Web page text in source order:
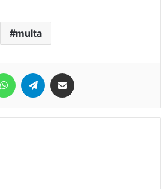
multa
WhatsAppTelegram